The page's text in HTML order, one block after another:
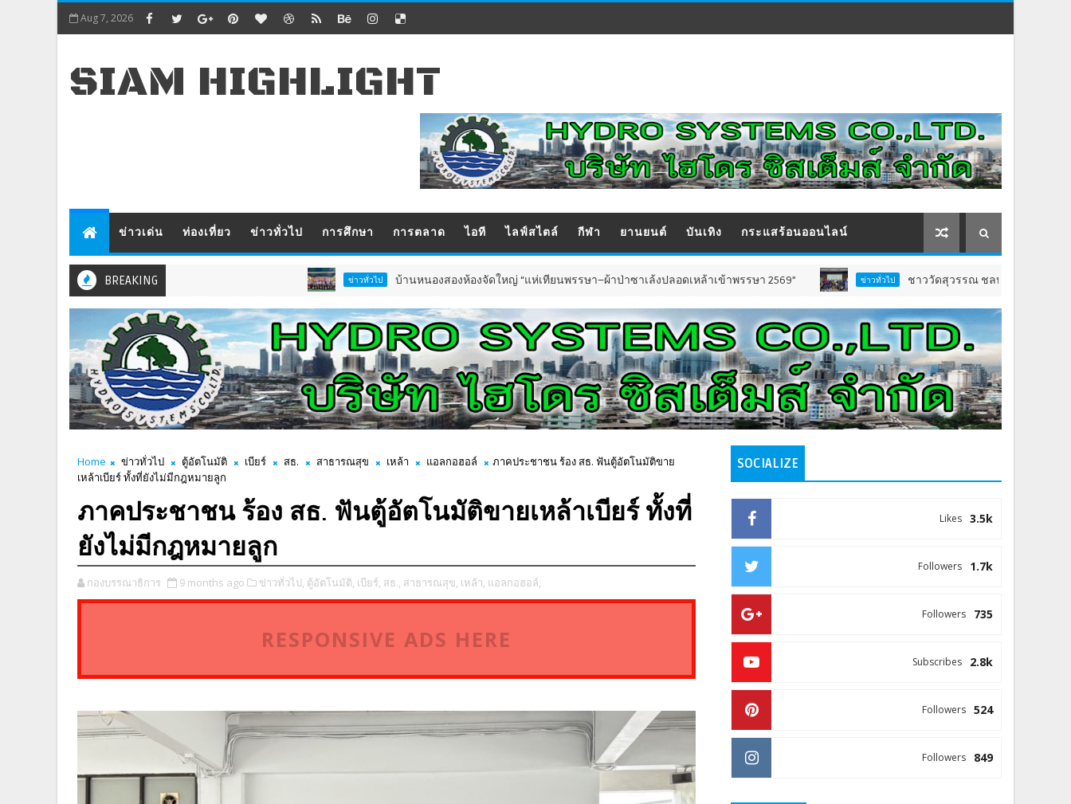
Aug 7, 2026
SIAM HIGHLIGHT
ข่าวเด่น ท่องเที่ยว ข่าวทั่วไป การศึกษา การตลาด ไอที ไลฟ์สไตล์ กีฬา ยานยนต์ บันเทิง กระแสร้อนออนไลน์
BREAKING ข่าวทั่วไป บ้านหนองสองห้องจัดใหญ่ “แห่เทียนพรรษา–ผ้าป่าซาเล้งปลอดเหล้าเข้าพรรษา 2569” ข่าวทั่วไป ชาววัดสุวรรณ ชลบุรี เปิดตัว “ธรรมนูญชุม
Home ข่าวทั่วไป ตู้อัตโนมัติ เบียร์ สธ. สาธารณสุข เหล้า แอลกอฮอล์
ภาคประชาชน ร้อง สธ. ฟันตู้อัตโนมัติขาย
เหล้าเบียร์ ทั้งที่ยังไม่มีกฎหมายลูก
ภาคประชาชน ร้อง สธ. ฟันตู้อัตโนมัติขายเหล้าเบียร์ ทั้งที่
ยังไม่มีกฎหมายลูก
กองบรรณาธิการ 9 months ago ข่าวทั่วไป, ตู้อัตโนมัติ, เบียร์, สธ., สาธารณสุข, เหล้า, แอลกอฮอล์,
RESPONSIVE ADS HERE
SOCIALIZE
3.5k
Likes
1.7k
Followers
735
Followers
2.8k
Subscribes
524
Followers
849
Followers